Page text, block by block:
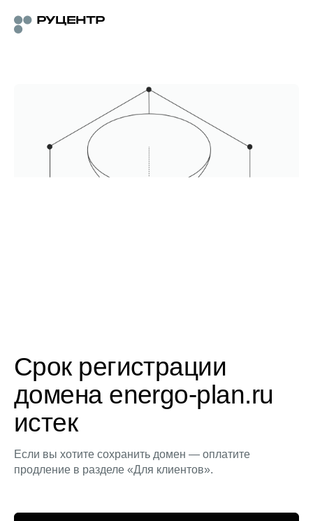
Срок регистрации
домена energo-plan.ru
истек
Если вы хотите сохранить домен — оплатите
продление в разделе «Для клиентов».